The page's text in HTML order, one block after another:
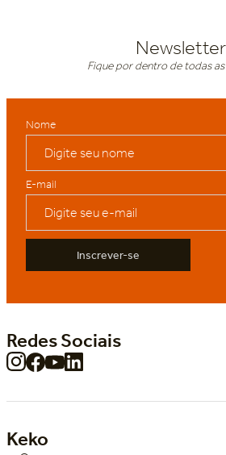
Newsletter
Fique por dentro de todas
Nome
E-mail
Inscrever-se
Redes Sociais
Keko